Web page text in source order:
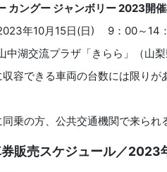
カングー ジャンボリー 2023開
年10月15日(日) 9：00～14：
中湖交流プラザ「きらら」（山
容できる車両の台数には限り
乗の方、公共交通機関で来られ
販売スケジュール／2023